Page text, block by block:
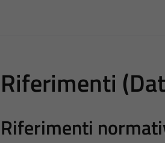
Riferimenti
Riferimenti